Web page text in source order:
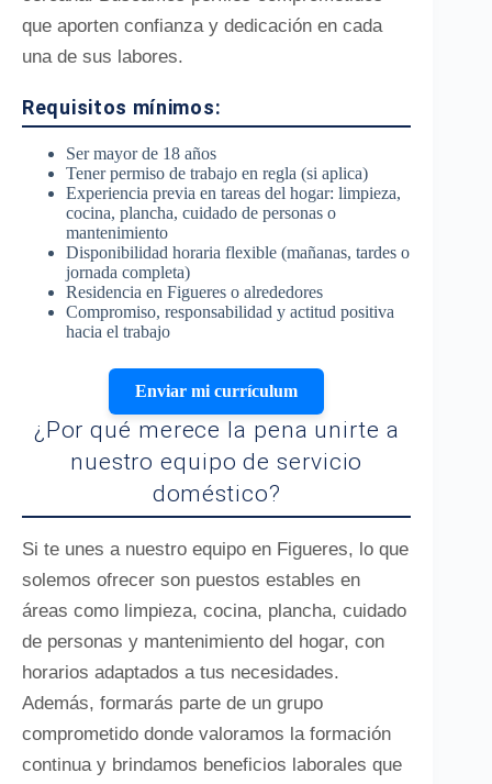
que aporten confianza y dedicación en cada
una de sus labores.
Requisitos mínimos:
Ser mayor de 18 años
Tener permiso de trabajo en regla (si aplica)
Experiencia previa en tareas del hogar: limpieza,
cocina, plancha, cuidado de personas o
mantenimiento
Disponibilidad horaria flexible (mañanas, tardes o
jornada completa)
Residencia en Figueres o alrededores
Compromiso, responsabilidad y actitud positiva
hacia el trabajo
Enviar mi currículum
¿Por qué merece la pena unirte a
nuestro equipo de servicio
doméstico?
Si te unes a nuestro equipo en Figueres, lo que
solemos ofrecer son puestos estables en
áreas como limpieza, cocina, plancha, cuidado
de personas y mantenimiento del hogar, con
horarios adaptados a tus necesidades.
Además, formarás parte de un grupo
comprometido donde valoramos la formación
continua y brindamos beneficios laborales que